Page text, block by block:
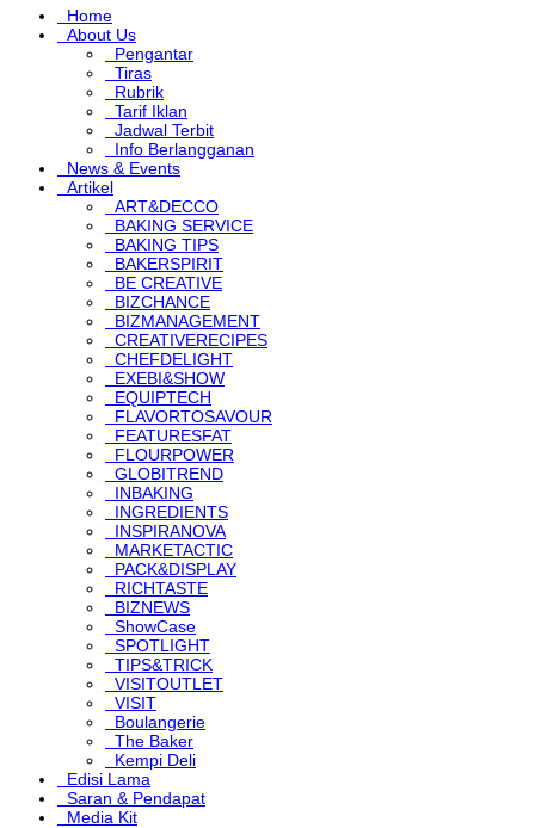
Home
About Us
Pengantar
Tiras
Rubrik
Tarif Iklan
Jadwal Terbit
Info Berlangganan
News & Events
Artikel
ART&DECCO
BAKING SERVICE
BAKING TIPS
BAKERSPIRIT
BE CREATIVE
BIZCHANCE
BIZMANAGEMENT
CREATIVERECIPES
CHEFDELIGHT
EXEBI&SHOW
EQUIPTECH
FLAVORTOSAVOUR
FEATURESFAT
FLOURPOWER
GLOBITREND
INBAKING
INGREDIENTS
INSPIRANOVA
MARKETACTIC
PACK&DISPLAY
RICHTASTE
BIZNEWS
ShowCase
SPOTLIGHT
TIPS&TRICK
VISITOUTLET
VISIT
Boulangerie
The Baker
Kempi Deli
Edisi Lama
Saran & Pendapat
Media Kit